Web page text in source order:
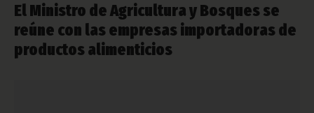
El Ministro de Agricultura y Bosques se
reúne con las empresas importadoras de
productos alimenticios